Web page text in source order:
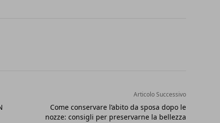
Articolo Successivo
Come conservare l’abito da sposa dopo le
nozze: consigli per preservarne la bellezza